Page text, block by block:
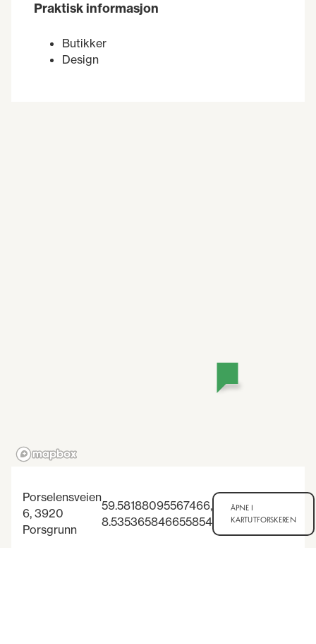
Praktisk informasjon
Butikker
Design
Porselensveien
6, 3920
Porsgrunn
59.58188095567466,
8.535365846655854
ÅPNE I
KARTUTFORSKEREN